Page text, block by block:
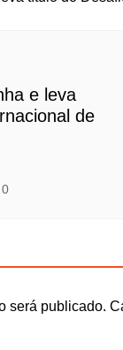
e leva
de
0
será publicado.